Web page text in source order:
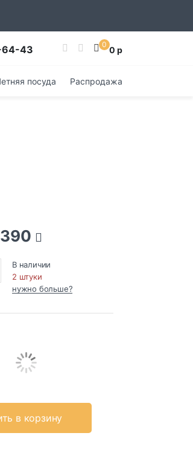
64-43 0 0 р
посуда Распродажа
В наличии
2 штуки
нужно больше?
в корзину